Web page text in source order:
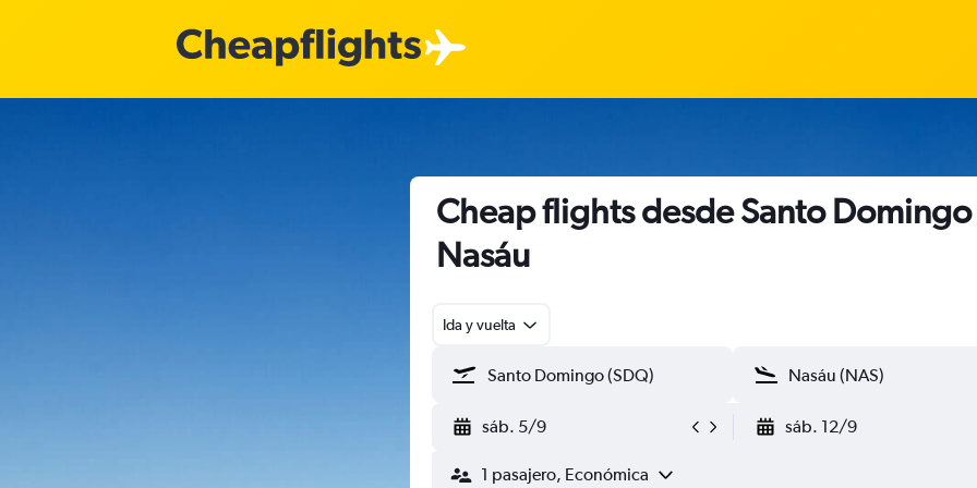
Cheap flights desde Santo Domingo
Nasáu
Ida y vuelta
sáb. 5/9 sáb. 12/9
1 pasajero, Económica